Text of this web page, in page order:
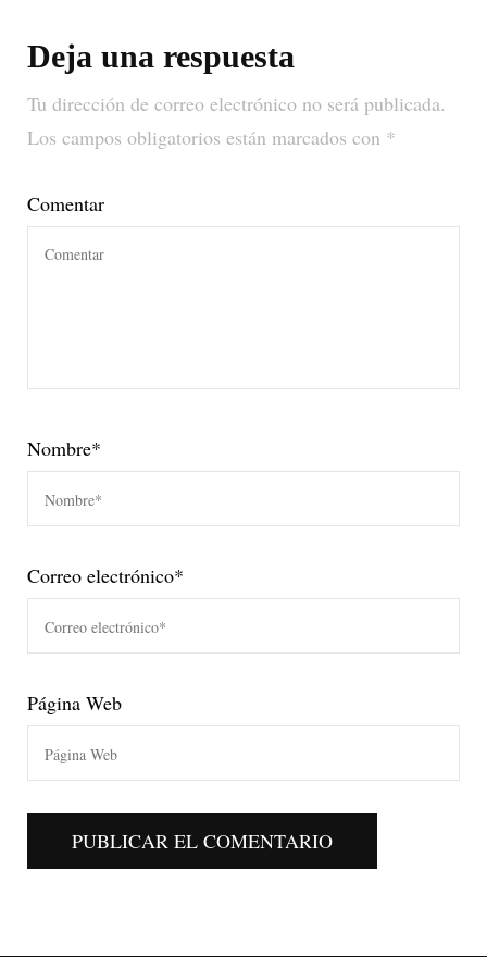
Deja una respuesta
Tu dirección de correo electrónico no será publicada.
Los campos obligatorios están marcados con *
Comentar
Nombre*
Correo electrónico*
Página Web